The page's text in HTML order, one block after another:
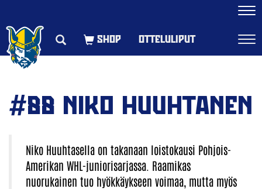
OTTELULIPUT
#88 NIKO HUUHTANEN
Niko Huuhtasella on takanaan loistokausi Pohjois-
Amerikan WHL-juniorisarjassa. Raamikas
nuorukainen tuo hyökkäykseen voimaa, mutta myös